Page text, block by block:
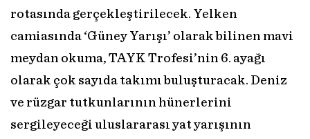
rotasında gerçekleştirilecek. Yelken
camiasında ‘Güney Yarışı’ olarak bilinen mavi
meydan okuma, TAYK Trofesi’nin 6. ayağı
olarak çok sayıda takımı buluşturacak. Deniz
ve rüzgar tutkunlarının hünerlerini
sergileyeceği uluslararası yat yarışının